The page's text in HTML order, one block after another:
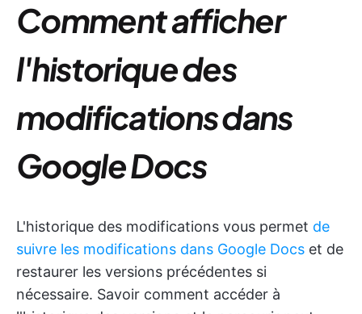
Comment afficher
l'historique des
modifications dans
Google Docs
L'historique des modifications vous permet de
suivre les modifications dans Google Docs et de
restaurer les versions précédentes si
nécessaire. Savoir comment accéder à